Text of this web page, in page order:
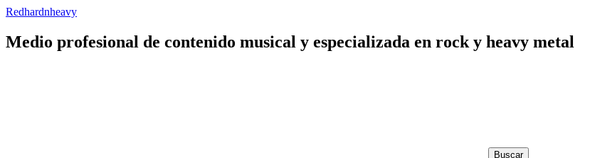
Redhardnheavy
Medio profesional de contenido musical y especializada en rock y heavy metal